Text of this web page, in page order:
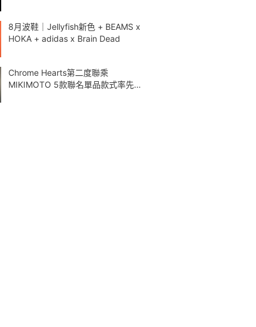
8月波鞋｜Jellyfish新色 + BEAMS x
HOKA + adidas x Brain Dead
Chrome Hearts第二度聯乘
MIKIMOTO 5款聯名單品款式率先曝